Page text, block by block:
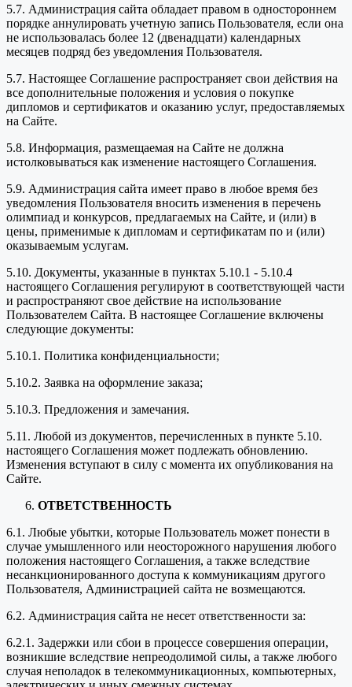
5.7. Администрация сайта обладает правом в одностороннем
порядке аннулировать учетную запись Пользователя, если она
не использовалась более 12 (двенадцати) календарных
месяцев подряд без уведомления Пользователя.
5.7. Настоящее Соглашение распространяет свои действия на
все дополнительные положения и условия о покупке
дипломов и сертификатов и оказанию услуг, предоставляемых
на Сайте.
5.8. Информация, размещаемая на Сайте не должна
истолковываться как изменение настоящего Соглашения.
5.9. Администрация сайта имеет право в любое время без
уведомления Пользователя вносить изменения в перечень
олимпиад и конкурсов, предлагаемых на Сайте, и (или) в
цены, применимые к дипломам и сертификатам по и (или)
оказываемым услугам.
5.10. Документы, указанные в пунктах 5.10.1 - 5.10.4
настоящего Соглашения регулируют в соответствующей части
и распространяют свое действие на использование
Пользователем Сайта. В настоящее Соглашение включены
следующие документы:
5.10.1. Политика конфиденциальности;
5.10.2. Заявка на оформление заказа;
5.10.3. Предложения и замечания.
5.11. Любой из документов, перечисленных в пункте 5.10.
настоящего Соглашения может подлежать обновлению.
Изменения вступают в силу с момента их опубликования на
Сайте.
ОТВЕТСТВЕННОСТЬ
6.1. Любые убытки, которые Пользователь может понести в
случае умышленного или неосторожного нарушения любого
положения настоящего Соглашения, а также вследствие
несанкционированного доступа к коммуникациям другого
Пользователя, Администрацией сайта не возмещаются.
6.2. Администрация сайта не несет ответственности за:
6.2.1. Задержки или сбои в процессе совершения операции,
возникшие вследствие непреодолимой силы, а также любого
случая неполадок в телекоммуникационных, компьютерных,